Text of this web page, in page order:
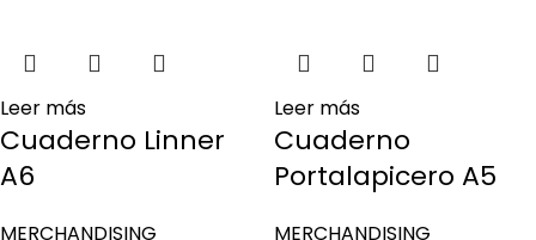
Leer más
Cuaderno Linner
A6
MERCHANDISING
Leer más
Cuaderno
Portalapicero A5
MERCHANDISING